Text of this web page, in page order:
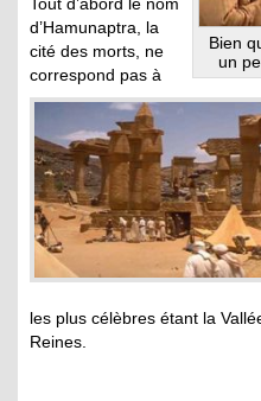
Bien
un
d’Hamunaptra, la
cité des morts, ne
correspond pas à
les plus célèbres étant la
Reines.